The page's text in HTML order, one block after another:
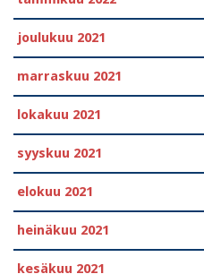
joulukuu 2021
marraskuu 2021
lokakuu 2021
syyskuu 2021
elokuu 2021
heinäkuu 2021
kesäkuu 2021